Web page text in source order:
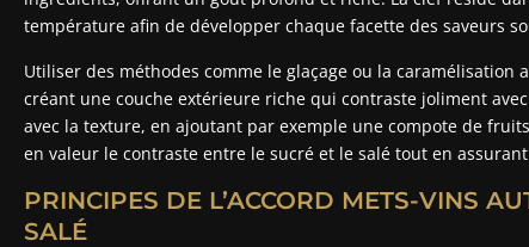
température afin de développer chaque facette des saveurs
Utiliser des méthodes comme le glaçage ou la caramélisation
créant une couche extérieure riche qui contraste joliment
avec la texture, en ajoutant par exemple une compote de
en valeur le contraste entre le sucré et le salé tout en
PRINCIPES DE L’ACCORD METS-VINS
SALÉ